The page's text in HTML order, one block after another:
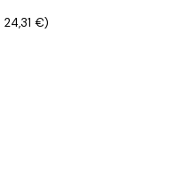
24,31 €)